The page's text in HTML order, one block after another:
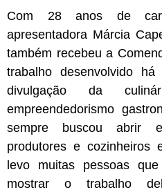
Com 28 anos de
apresentadora Márcia
também recebeu a
trabalho desenvolvido
divulgação da
empreendedorismo
sempre buscou abrir
produtores e cozinheiros
levo muitas pessoas
mostrar o trabalho